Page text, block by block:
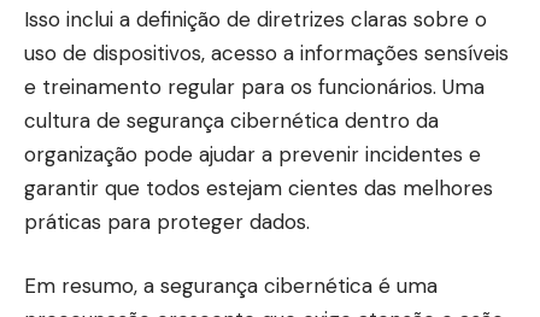
Isso inclui a definição de diretrizes claras sobre o
uso de dispositivos, acesso a informações sensíveis
e treinamento regular para os funcionários. Uma
cultura de segurança cibernética dentro da
organização pode ajudar a prevenir incidentes e
garantir que todos estejam cientes das melhores
práticas para proteger dados.
Em resumo, a segurança cibernética é uma